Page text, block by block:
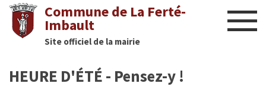
Commune de La Ferté-
Imbault
Site officiel de la mairie
Actualités
HEURE D'ÉTÉ - Pensez-y !